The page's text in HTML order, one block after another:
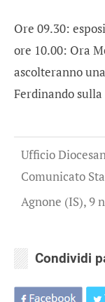
Ore 09.30:
ore 10.00: Ora
ascolteranno
Ferdinando
Ufficio
Comunicato
Agnone (IS), 9
Condividi